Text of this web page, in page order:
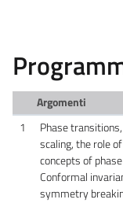
Argomenti
1
Phase
scaling, the role
concepts of
Conformal
symmetry